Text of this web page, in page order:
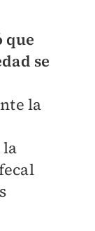
que
se
la